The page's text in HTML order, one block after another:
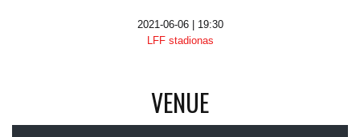
2021-06-06 | 19:30
LFF stadionas
VENUE